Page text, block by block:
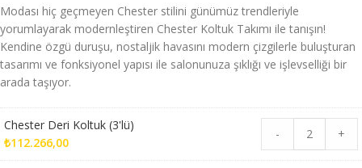
Modası hiç geçmeyen Chester stilini günümüz trendleriyle
yorumlayarak modernleştiren Chester Koltuk Takımı ile tanışın!
Kendine özgü duruşu, nostaljik havasını modern çizgilerle buluşturan
tasarımı ve fonksiyonel yapısı ile salonunuza şıklığı ve işlevselliği bir
arada taşıyor.
Chester Deri Koltuk (3'lü)
₺112.266,00
- +